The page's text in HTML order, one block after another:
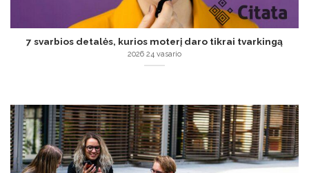
7 svarbios detalės, kurios moterį daro tikrai tvarkingą
2026 24 vasario